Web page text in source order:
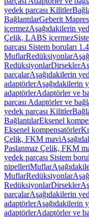
yedek parçası Kilitler
BağlantılarGeberit
içermezAşağıdakilerin
Çelik, LABS içermez
parçası Sistem boruları
MuflarRedüksiyonlar
RedüksiyonlarDirsekler
parçalarAşağıdakilerin
adaptörlerAşağıdakilerin
adaptörlerAdaptörler ve
parçası Adaptörler ve
yedek parçası Kilitler
BağlantılarEksenel
Eksenel kompensatörler
Çelik, FKM mavi
Paslanmaz Çelik, FKM
yedek parçası Sistem
nipelleriMuflar
MuflarRedüksiyonlar
RedüksiyonlarDirsekler
parçalarAşağıdakilerin
adaptörlerAşağıdakilerin
adaptörlerAdaptörler ve